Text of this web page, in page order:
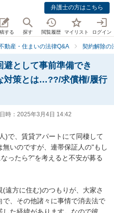
弁護士の方はこちら
する 探す 閲覧履歴 マイリスト ログイン
動産・住まいの法律Q&A 契約解除の
として事前準備でき
対策とは…??/求償権/履行
時： 2025年3月4日 14:42
)で、賃貸アパートにて同棲して
いのですが、連帯保証人の"もし
ったら?"を考えると不安が募る
方に住む)のつもりが、大家さ
、その他諸々に事情で消去法で